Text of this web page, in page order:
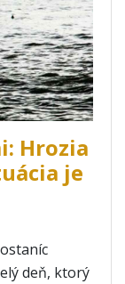
Hrozia
je
deň, ktorý